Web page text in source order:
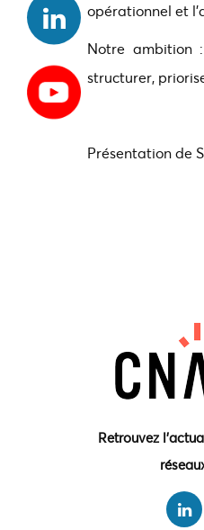
opérationnel et
Notre ambition
structurer,
Présentation de
Retrouvez